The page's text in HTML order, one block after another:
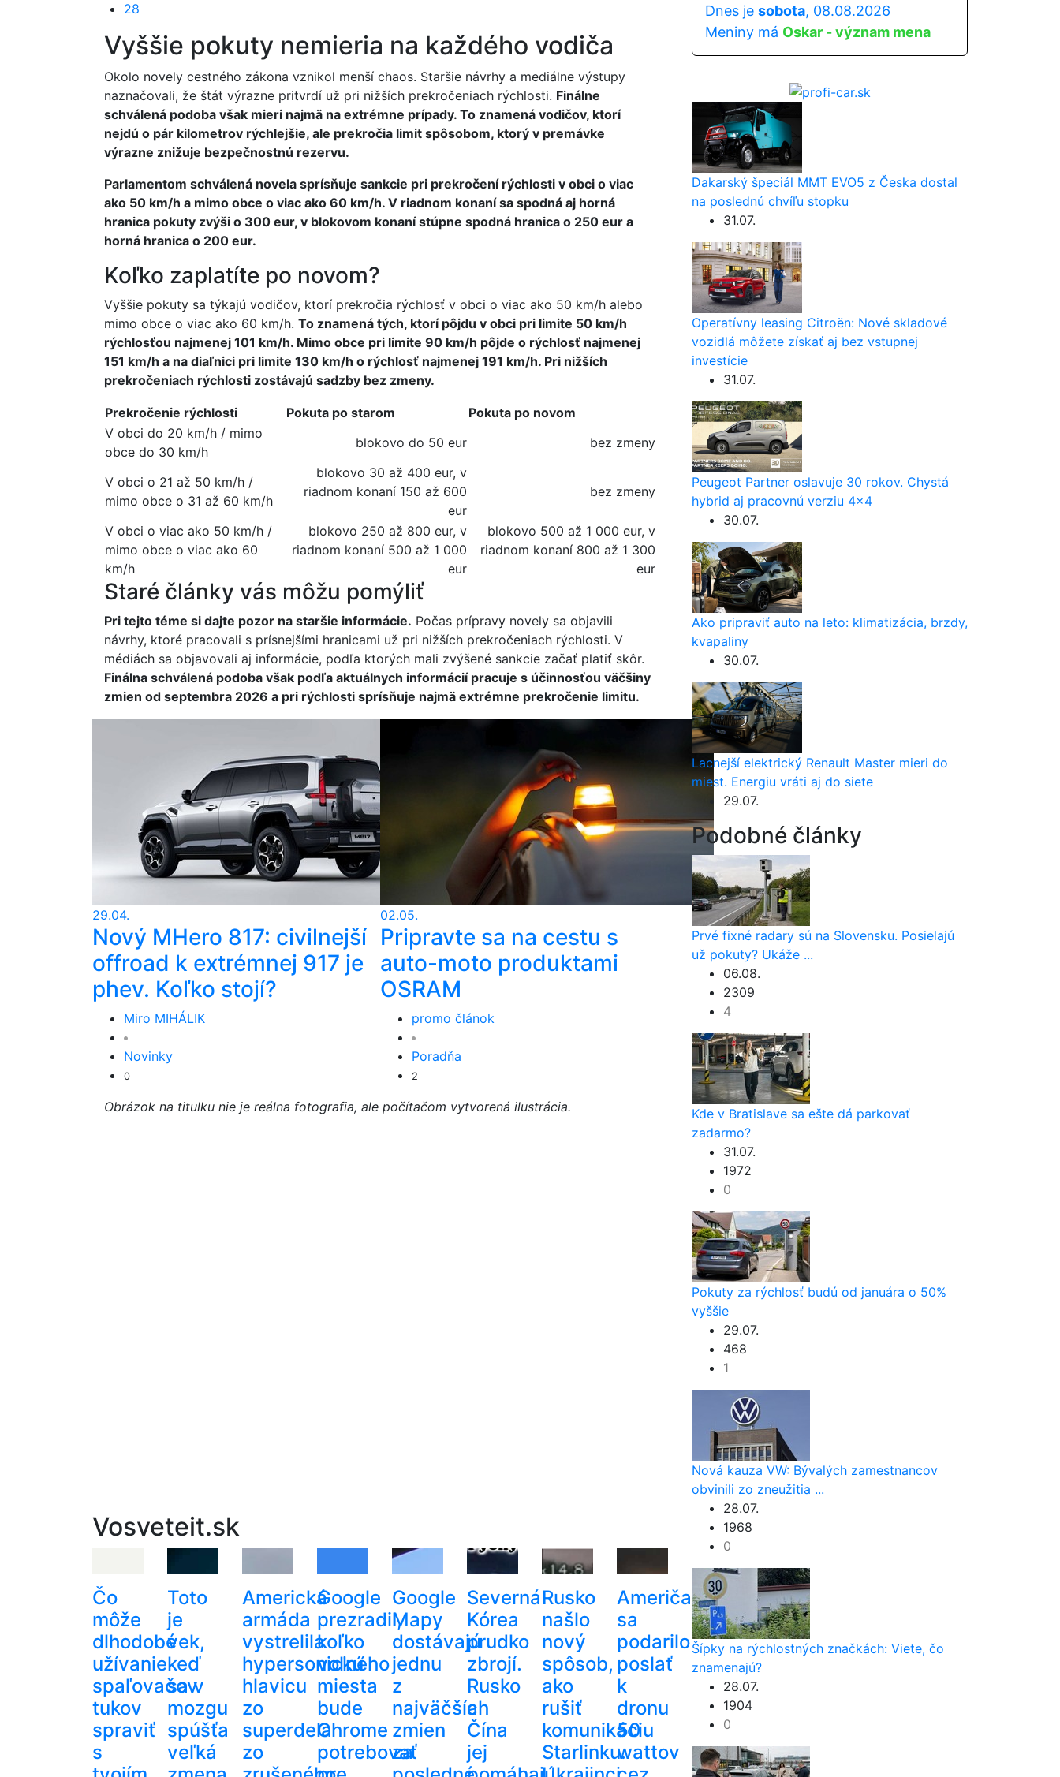
28
Vyššie pokuty nemieria na každého vodiča
Okolo novely cestného zákona vznikol menší chaos. Staršie návrhy a mediálne výstupy
naznačovali, že štát výrazne pritvrdí už pri nižších prekročeniach rýchlosti. Finálne
schválená podoba však mieri najmä na extrémne prípady. To znamená vodičov, ktorí
nejdú o pár kilometrov rýchlejšie, ale prekročia limit spôsobom, ktorý v premávke
výrazne znižuje bezpečnostnú rezervu.
Parlamentom schválená novela sprísňuje sankcie pri prekročení rýchlosti v obci o viac
ako 50 km/h a mimo obce o viac ako 60 km/h. V riadnom konaní sa spodná aj horná
hranica pokuty zvýši o 300 eur, v blokovom konaní stúpne spodná hranica o 250 eur a
horná hranica o 200 eur.
Koľko zaplatíte po novom?
Vyššie pokuty sa týkajú vodičov, ktorí prekročia rýchlosť v obci o viac ako 50 km/h alebo
mimo obce o viac ako 60 km/h. To znamená tých, ktorí pôjdu v obci pri limite 50 km/h
rýchlosťou najmenej 101 km/h. Mimo obce pri limite 90 km/h pôjde o rýchlosť najmenej
151 km/h a na diaľnici pri limite 130 km/h o rýchlosť najmenej 191 km/h. Pri nižších
prekročeniach rýchlosti zostávajú sadzby bez zmeny.
Prekročenie rýchlosti Pokuta po starom
Pokuta po novom
V obci do 20 km/h / mimo
obce do 30 km/h
blokovo do 50 eur bez zmeny
V obci o 21 až 50 km/h /
mimo obce o 31 až 60 km/h
blokovo 30 až 400 eur, v
riadnom konaní 150 až 600
eur
bez zmeny
V obci o viac ako 50 km/h /
mimo obce o viac ako 60
km/h
blokovo 250 až 800 eur, v
riadnom konaní 500 až 1 000
eur
blokovo 500 až 1 000 eur, v
riadnom konaní 800 až 1 300
eur
Staré články vás môžu pomýliť
Pri tejto téme si dajte pozor na staršie informácie. Počas prípravy novely sa objavili
návrhy, ktoré pracovali s prísnejšími hranicami už pri nižších prekročeniach rýchlosti. V
médiách sa objavovali aj informácie, podľa ktorých mali zvýšené sankcie začať platiť skôr.
Finálna schválená podoba však podľa aktuálnych informácií pracuje s účinnosťou väčšiny
zmien od septembra 2026 a pri rýchlosti sprísňuje najmä extrémne prekročenie limitu.
29.04.
Nový MHero 817: civilnejší
offroad k extrémnej 917 je
phev. Koľko stojí?
Miro MIHÁLIK
Novinky
0
02.05.
Pripravte sa na cestu s
auto-moto produktami
OSRAM
promo článok
Poradňa
2
Obrázok na titulku nie je reálna fotografia, ale počítačom vytvorená ilustrácia.
Vosveteit.sk
Čo
môže
dlhodobé
užívanie
spaľovačov
tukov
spraviť
s
Toto
je
vek,
keď
sa v
mozgu
spúšťa
veľká
Americká
armáda
vystrelila
hypersonickú
hlavicu
zo
superdela
zo
Google
prezradil,
koľko
voľného
miesta
bude
Chrome
potrebovať
Google
Mapy
dostávajú
jednu
z
najväčších
zmien
za
Severná
Kórea
prudko
zbrojí.
Rusko
a
Čína
jej
Rusko
našlo
nový
spôsob,
ako
rušiť
komunikáciu
Starlinku.
Američanom
sa
podarilo
poslať
k
dronu
50
wattov
Dnes je sobota, 08.08.2026
Meniny má Oskar - význam mena
Dakarský špeciál MMT EVO5 z Česka dostal
na poslednú chvíľu stopku
31.07.
Operatívny leasing Citroën: Nové skladové
vozidlá môžete získať aj bez vstupnej
investície
31.07.
Peugeot Partner oslavuje 30 rokov. Chystá
hybrid aj pracovnú verziu 4×4
30.07.
Ako pripraviť auto na leto: klimatizácia, brzdy,
kvapaliny
30.07.
Lacnejší elektrický Renault Master mieri do
miest. Energiu vráti aj do siete
29.07.
Podobné články
Prvé fixné radary sú na Slovensku. Posielajú
už pokuty? Ukáže ...
06.08.
2309
4
Kde v Bratislave sa ešte dá parkovať
zadarmo?
31.07.
1972
0
Pokuty za rýchlosť budú od januára o 50%
vyššie
29.07.
468
1
Nová kauza VW: Bývalých zamestnancov
obvinili zo zneužitia ...
28.07.
1968
0
Šípky na rýchlostných značkách: Viete, čo
znamenajú?
28.07.
1904
0